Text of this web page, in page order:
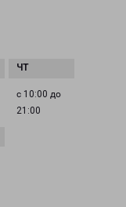
с 10:00 до
21:00